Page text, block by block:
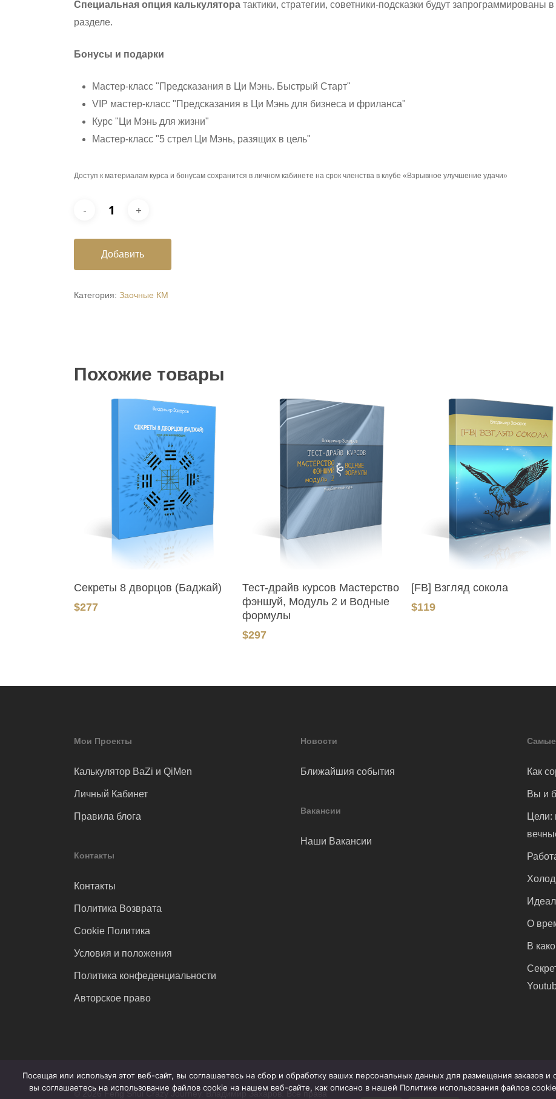
Специальная опция калькулятора тактики, стратегии, советники-подсказки будут запрограммированы
разделе.
Бонусы и подарки
Мастер-класс "Предсказания в Ци Мэнь. Быстрый Старт"
VIP мастер-класс "Предсказания в Ци Мэнь для бизнеса и фриланса"
Курс "Ци Мэнь для жизни"
Мастер-класс "5 стрел Ци Мэнь, разящих в цель"
Доступ к материалам курса и бонусам сохранится в личном кабинете на срок членства в клубе «Взрывное улучшение удачи»
Добавить
Категория: Заочные КМ
Похожие товары
В Корзину
Секреты 8 дворцов (Баджай)
$277
Тест-драйв курсов Мастерство
фэншуй, Модуль 2 и Водные
формулы
$297
[FB] Взгляд сокола
$119
Мои Проекты
Калькулятор BaZi и QiMen
Личный Кабинет
Правила блога
Контакты
Контакты
Политика Возврата
Cookie Политика
Условия и положения
Политика конфеденциальности
Авторское право
Новости
Ближайшия события
Вакансии
Наши Вакансии
Самые
Как
Вы и
Цели:
О
В
© 2026 Feng Shui Crazy Journey. Владимир Захаров. Все права
Посещая или используя этот веб-сайт, вы соглашаетесь на сбор и обработку ваших персональных данных для размещения
вы соглашаетесь на использование файлов cookie на нашем веб-сайте, как описано в нашей Политике использования файлов